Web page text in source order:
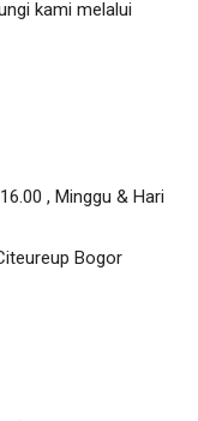
kami melalui
, Minggu & Hari
Bogor